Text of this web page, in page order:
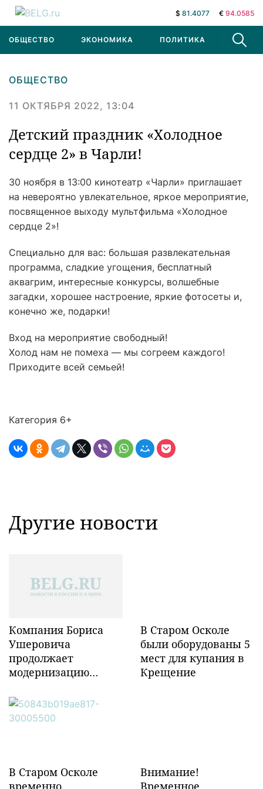
$ 81.4077 € 94.0585
ОБЩЕСТВО ЭКОНОМИКА ПОЛИТИКА В МИРЕ
ОБЩЕСТВО
11 ОКТЯБРЯ 2022, 13:04
Детский праздник «Холодное
сердце 2» в Чарли!
30 ноября в 13:00 кинотеатр «Чарли» приглашает
на невероятно увлекательное, яркое мероприятие,
посвященное выходу мультфильма «Холодное
сердце 2»!
Специально для вас: большая развлекательная
программа, сладкие угощения, бесплатный
аквагрим, интересные конкурсы, волшебные
загадки, хорошее настроение, яркие фотосеты и,
конечно же, подарки!
Вход на мероприятие свободный!
Холод нам не помеха — мы согреем каждого!
Приходите всей семьей!
Категория 6+
Другие новости
Компания Бориса
Ушеровича
продолжает
модернизацию
инфраструктуры в
Забайкалье
В Старом Осколе
были оборудованы 5
мест для купания в
Крещение
В Старом Осколе
Внимание!